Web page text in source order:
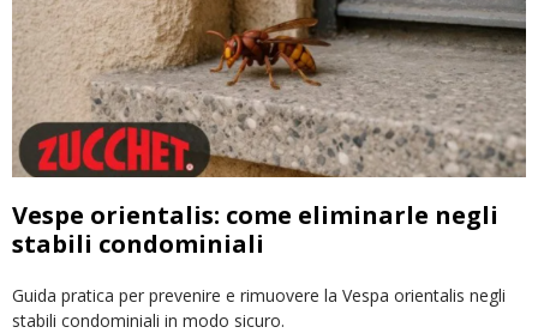
Vespe orientalis: come eliminarle negli
stabili condominiali
Guida pratica per prevenire e rimuovere la Vespa orientalis negli
stabili condominiali in modo sicuro.